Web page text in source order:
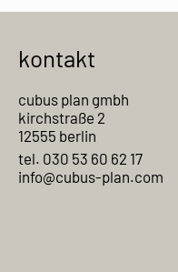
kontakt
cubus plan gmbh
kirchstraße 2
12555 berlin
tel. 030 53 60 62 17
info@cubus-plan.com